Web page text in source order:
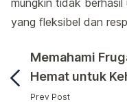
mungkin tidak
yang fleksibel dan
Memahami
Hemat untuk
Lebih Efisien
Prev Post